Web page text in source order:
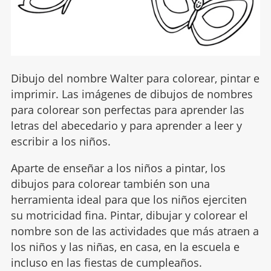
Dibujo del nombre Walter para colorear, pintar e
imprimir. Las imágenes de dibujos de nombres
para colorear son perfectas para aprender las
letras del abecedario y para aprender a leer y
escribir a los niños.
Aparte de enseñar a los niños a pintar, los
dibujos para colorear también son una
herramienta ideal para que los niños ejerciten
su motricidad fina. Pintar, dibujar y colorear el
nombre son de las actividades que más atraen a
los niños y las niñas, en casa, en la escuela e
incluso en las fiestas de cumpleaños.